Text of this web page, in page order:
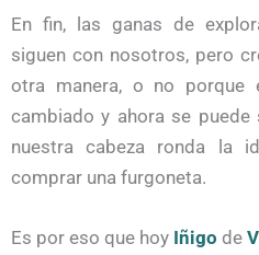
En fin, las ganas de
siguen con nosotros, pero
otra manera, o no porque
cambiado y ahora se puede
nuestra cabeza ronda la
comprar una furgoneta.
Es por eso que hoy Iñigo de